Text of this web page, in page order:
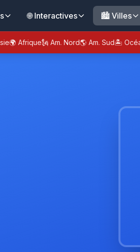
🌐 Interactives 🏙️ Villes
🌍 Afrique🗽 Am. Nord🌎 Am. Sud🏝️